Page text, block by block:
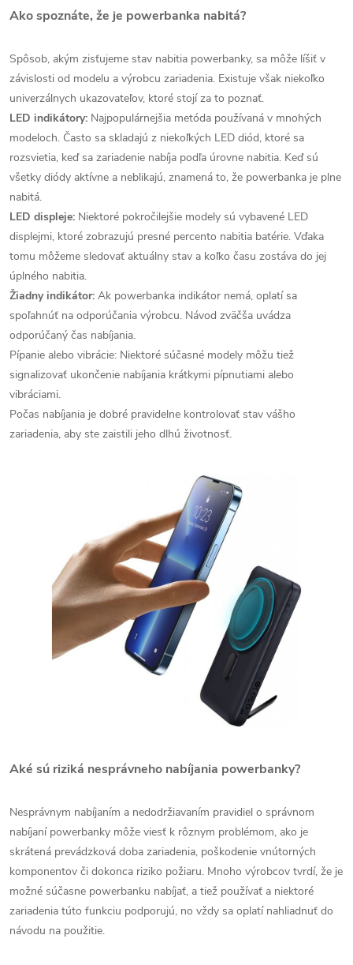
Ako spoznáte, že je powerbanka nabitá?
Spôsob, akým zisťujeme stav nabitia powerbanky, sa môže líšiť v
závislosti od modelu a výrobcu zariadenia. Existuje však niekoľko
univerzálnych ukazovateľov, ktoré stojí za to poznať.
LED indikátory: Najpopulárnejšia metóda používaná v mnohých
modeloch. Často sa skladajú z niekoľkých LED diód, ktoré sa
rozsvietia, keď sa zariadenie nabíja podľa úrovne nabitia. Keď sú
všetky diódy aktívne a neblikajú, znamená to, že powerbanka je plne
nabitá.
LED displeje: Niektoré pokročilejšie modely sú vybavené LED
displejmi, ktoré zobrazujú presné percento nabitia batérie. Vďaka
tomu môžeme sledovať aktuálny stav a koľko času zostáva do jej
úplného nabitia.
Žiadny indikátor: Ak powerbanka indikátor nemá, oplatí sa
spoľahnúť na odporúčania výrobcu. Návod zväčša uvádza
odporúčaný čas nabíjania.
Pípanie alebo vibrácie: Niektoré súčasné modely môžu tiež
signalizovať ukončenie nabíjania krátkymi pípnutiami alebo
vibráciami.
Počas nabíjania je dobré pravidelne kontrolovať stav vášho
zariadenia, aby ste zaistili jeho dlhú životnosť.
Aké sú riziká nesprávneho nabíjania powerbanky?
Nesprávnym nabíjaním a nedodržiavaním pravidiel o správnom
nabíjaní powerbanky môže viesť k rôznym problémom, ako je
skrátená prevádzková doba zariadenia, poškodenie vnútorných
komponentov či dokonca riziko požiaru. Mnoho výrobcov tvrdí, že je
možné súčasne powerbanku nabíjať, a tiež používať a niektoré
zariadenia túto funkciu podporujú, no vždy sa oplatí nahliadnuť do
návodu na použitie.